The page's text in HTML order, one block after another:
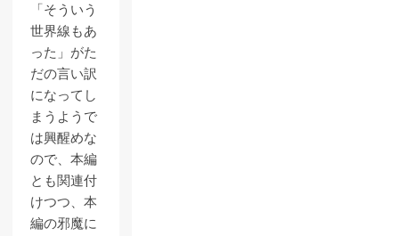
「そういう
世界線もあ
った」がた
だの言い訳
になってし
まうようで
は興醒めな
ので、本編
とも関連付
けつつ、本
編の邪魔に